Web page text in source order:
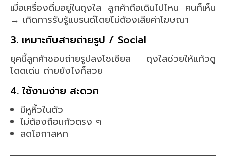
เมื่อเครื่องดื่มอยู่ในถุงใส ลูกค้าถือเดินไปไหน คนก็เห็น
→ เกิดการรับรู้แบรนด์โดยไม่ต้องเสียค่าโฆษณา
3. เหมาะกับสายถ่ายรูป / Social
ยุคนี้ลูกค้าชอบถ่ายรูปลงโซเชียล ถุงใสช่วยให้แก้วดู
โดดเด่น ถ่ายยังไงก็สวย
4. ใช้งานง่าย สะดวก
มีหูหิ้วในตัว
ไม่ต้องถือแก้วตรง ๆ
ลดโอกาสหก